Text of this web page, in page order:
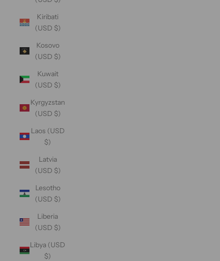
Kiribati
(USD $)
Kosovo
(USD $)
Kuwait
(USD $)
Kyrgyzstan
(USD $)
Laos (USD
$)
Latvia
(USD $)
Lesotho
(USD $)
Liberia
(USD $)
Libya (USD
$)